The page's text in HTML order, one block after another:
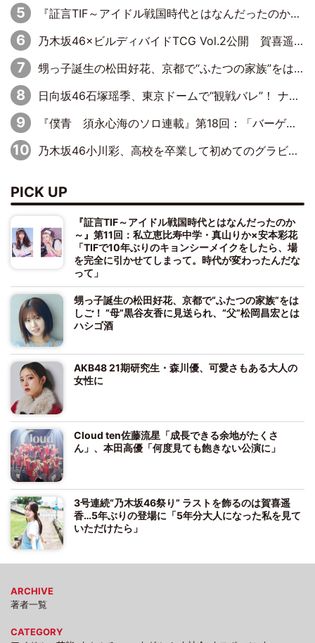
『証言TIF～アイドル戦国時代とはなんだったのか～』第10回：さくら学院・武藤彩未×飯田らうら「正直、中3で辞めるというのを信じてなくて。そう言われてはいたけど、嘘でしょって」
乃木坂46×ビルディバイドTCG Vol.2公開 賀喜遥香＆田村真佑が『京まふ』ステージに登壇
甥っ子誕生の松田好花、京都で“ふたつの家族”をはしご！ “母”黒谷友香に見送られ、“父”松岡昌宏とはハシゴ酒
日向坂46石塚瑶季、東京ドームで“観戦バレ”！ ナイツ・塙も認めた「巨人に詳しすぎるアイドル」は元VENUSスクール生で杉内コーチ推し⁉
『僕青 須永心海のソロ連載』第18回：「バーゲンセールハンターみうな inしまむら」編
乃木坂46小川彩、高校を卒業して初めてのグラビア「大人になった感じがしました(笑)」
PICK UP
『証言TIF～アイドル戦国時代とはなんだったのか
～』第11回：私立恵比寿中学・真山りか×安本彩花
「TIFで10年ぶりのキョンシーメイクをしたら、場
を完全に引かせてしまって。時代が変わったんだな
って」
甥っ子誕生の松田好花、京都で“ふたつの家族”をは
しご！ “母”黒谷友香に見送られ、“父”松岡昌宏とは
ハシゴ酒
AKB48 21期研究生・森川優、可愛さもある大人の
女性に
Cloud ten佐藤流星「成長できる余地がたくさ
ん」、本田高優「何度見ても飽きない公演に」
3号連続“乃木坂46祭り” ラストを飾るのは賀喜遥
香…5年ぶりの登場に「5年分大人になった私を見て
いただけたら」
ARCHIVE
著者一覧
CATEGORY